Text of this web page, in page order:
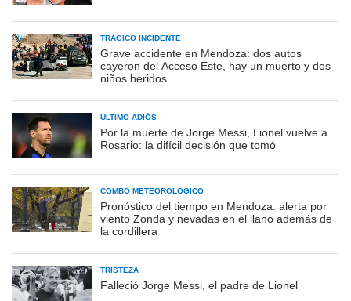
TRÁGICO INCIDENTE
Grave accidente en Mendoza: dos autos
cayeron del Acceso Este, hay un muerto y dos
niños heridos
ÚLTIMO ADIÓS
Por la muerte de Jorge Messi, Lionel vuelve a
Rosario: la difícil decisión que tomó
COMBO METEOROLÓGICO
Pronóstico del tiempo en Mendoza: alerta por
viento Zonda y nevadas en el llano además de
la cordillera
TRISTEZA
Falleció Jorge Messi, el padre de Lionel